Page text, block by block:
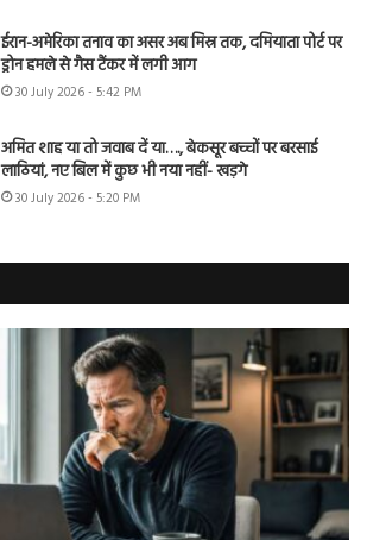
ईरान-अमेरिका तनाव का असर अब मिस्र तक, दमियाता पोर्ट पर
ड्रोन हमले से गैस टैंकर में लगी आग
30 July 2026 - 5:42 PM
अमित शाह या तो जवाब दें या…., बेकसूर बच्चों पर बरसाई
लाठियां, नए बिल में कुछ भी नया नहीं- खड़गे
30 July 2026 - 5:20 PM